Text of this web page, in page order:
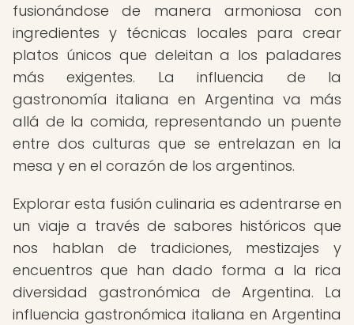
fusionándose de manera armoniosa con
ingredientes y técnicas locales para crear
platos únicos que deleitan a los paladares
más exigentes. La influencia de la
gastronomía italiana en Argentina va más
allá de la comida, representando un puente
entre dos culturas que se entrelazan en la
mesa y en el corazón de los argentinos.
Explorar esta fusión culinaria es adentrarse en
un viaje a través de sabores históricos que
nos hablan de tradiciones, mestizajes y
encuentros que han dado forma a la rica
diversidad gastronómica de Argentina. La
influencia gastronómica italiana en Argentina